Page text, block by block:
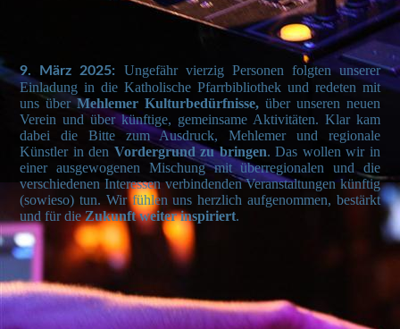
2431fcde-f095-4630-b649-461706427f5d_1
9. März 2025: Ungefähr vierzig Personen folgten unserer
Einladung in die Katholische Pfarrbibliothek und redeten mit
uns überMehlemer Kulturbedürfnisse, über unseren neuen
Verein und über künftige, gemeinsame Aktivitäten. Klar kam
dabei die Bitte zum Ausdruck, Mehlemer und regionale
Künstler in den Vordergrund zu bringen. Das wollen wir in
einer ausgewogenen Mischung mit überregionalen und die
verschiedenen Interessen verbindenden Veranstaltungen künftig
(sowieso) tun. Wir fühlen uns herzlich aufgenommen, bestärkt
und für dieZukunft weiter inspiriert.